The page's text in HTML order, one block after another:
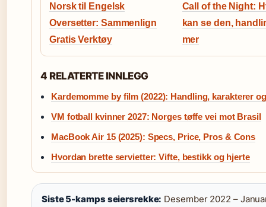
Norsk til Engelsk
Oversetter: Sammenlign
Gratis Verktøy
Call of the Night:
kan se den,
mer
4 RELATERTE INNLEGG
Kardemomme by film (2022): Handling, karakterer
VM fotball kvinner 2027: Norges tøffe vei mot Brasil
MacBook Air 15 (2025): Specs, Price, Pros & Cons
Hvordan brette servietter: Vifte, bestikk og hjerte
Siste 5-kamps seiersrekke: Desember 2022 –